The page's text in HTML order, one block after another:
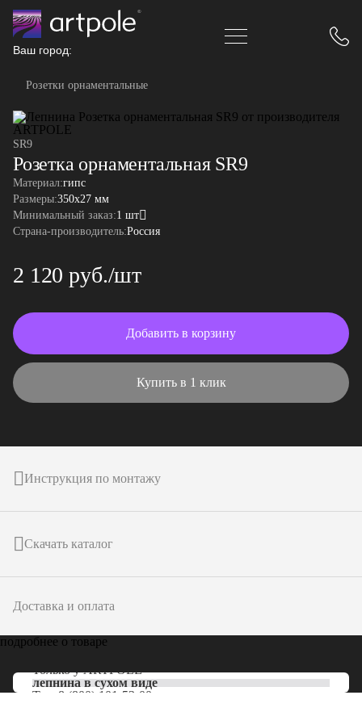
Ваш город:
Розетки орнаментальные
SR9
Розетка орнаментальная SR9
Материал:гипс
Размеры:350x27 мм
Минимальный заказ:1 шт
Страна-производитель:Россия
2 120 руб./шт
Добавить в корзину
Купить в 1 клик
Инструкция по монтажу
Скачать каталог
Доставка и оплата
подробнее о товаре
Только уARTPOLE
лепнина в сухом виде
Тел: 8 (800) 101-53-00